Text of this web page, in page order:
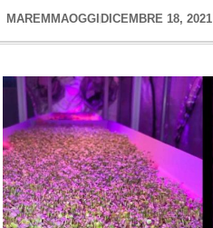
MAREMMAOGGI DICEMBRE 18, 2021